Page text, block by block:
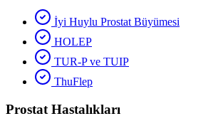
İyi Huylu Prostat Büyümesi
HOLEP
TUR-P ve TUIP
ThuFlep
Prostat Hastalıkları